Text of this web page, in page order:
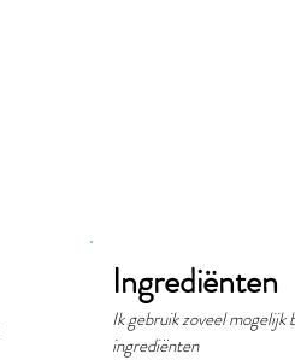
Ingrediënten
Ik gebruik zoveel mogelijk
ingrediënten